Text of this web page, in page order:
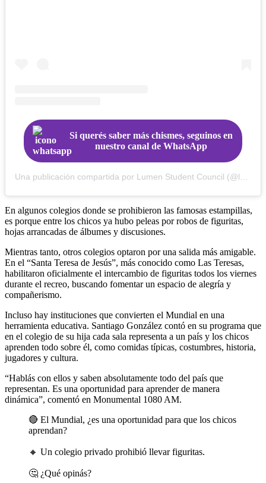
Si querés saber más chismes, seguinos en
nuestro canal de WhatsApp
En algunos colegios donde se prohibieron las famosas estampillas,
es porque entre los chicos ya hubo peleas por robos de figuritas,
hojas arrancadas de álbumes y discusiones.
Mientras tanto, otros colegios optaron por una salida más amigable.
En el “Santa Teresa de Jesús”, más conocido como Las Teresas,
habilitaron oficialmente el intercambio de figuritas todos los viernes
durante el recreo, buscando fomentar un espacio de alegría y
compañerismo.
Incluso hay instituciones que convierten el Mundial en una
herramienta educativa. Santiago González contó en su programa que
en el colegio de su hija cada sala representa a un país y los chicos
aprenden todo sobre él, como comidas típicas, costumbres, historia,
jugadores y cultura.
“Hablás con ellos y saben absolutamente todo del país que
representan. Es una oportunidad para aprender de manera
dinámica”, comentó en Monumental 1080 AM.
🔴 El Mundial, ¿es una oportunidad para que los chicos
aprendan?
🔸 Un colegio privado prohibió llevar figuritas.
🤔 ¿Qué opinás?